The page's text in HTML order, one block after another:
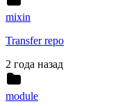
mixin
Transfer repo
2 года назад
module